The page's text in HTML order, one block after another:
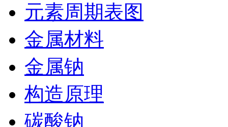
元素周期表图
金属材料
金属钠
构造原理
碳酸钠